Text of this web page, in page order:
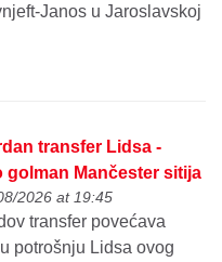
Janos u Jaroslavskoj
transfer Lidsa -
golman Mančester sitija
2026 at 19:45
transfer povećava
potrošnju Lidsa ovog